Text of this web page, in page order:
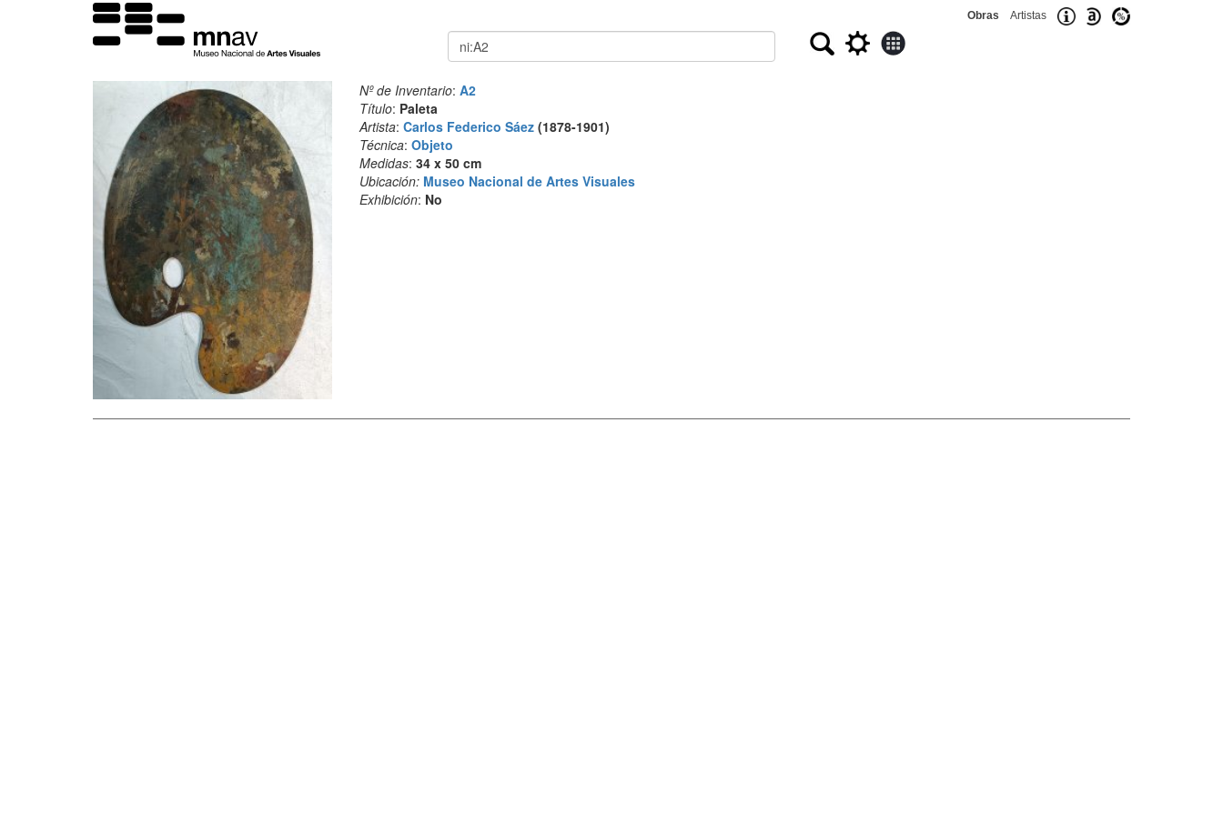
Obras Artistas
Buscar
Nº de Inventario: A2
Título: Paleta
Artista: Carlos Federico Sáez(1878-1901)
Técnica: Objeto
Medidas: 34 x 50 cm
Ubicación: Museo Nacional de Artes Visuales
Exhibición: No